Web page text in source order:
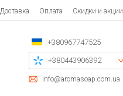
Доставка Оплата Скидки и акции
+380967747525
+380443906392
+380504785777
info@aromasoap.com.ua